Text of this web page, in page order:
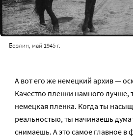
Берлин, май 1945 г.
А вот его же немецкий архив —
Качество пленки намного лучше,
немецкая пленка. Когда ты
реальностью, ты начинаешь
снимаешь. А это самое главное в